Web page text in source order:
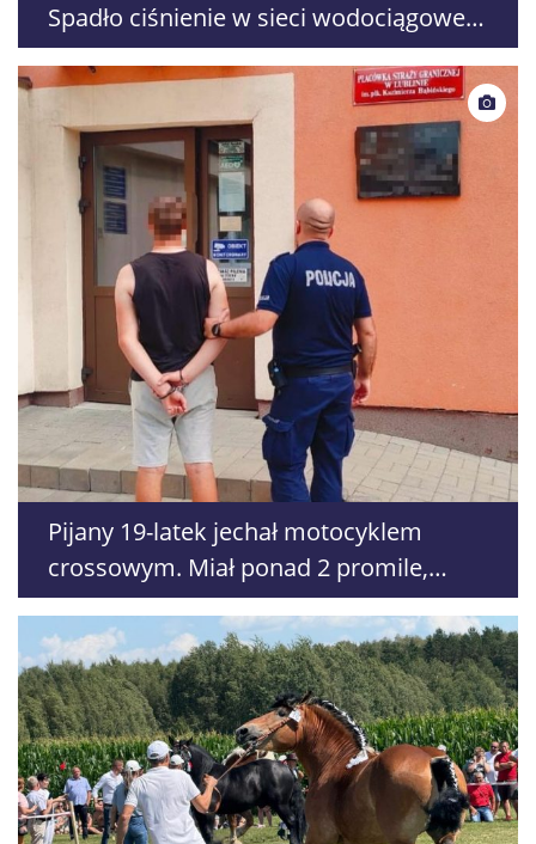
Spadło ciśnienie w sieci wodociągowej,
PGK Wólka apeluje o oszczędzanie
wody
Pijany 19-latek jechał motocyklem
crossowym. Miał ponad 2 promile,
czeka go deportacja